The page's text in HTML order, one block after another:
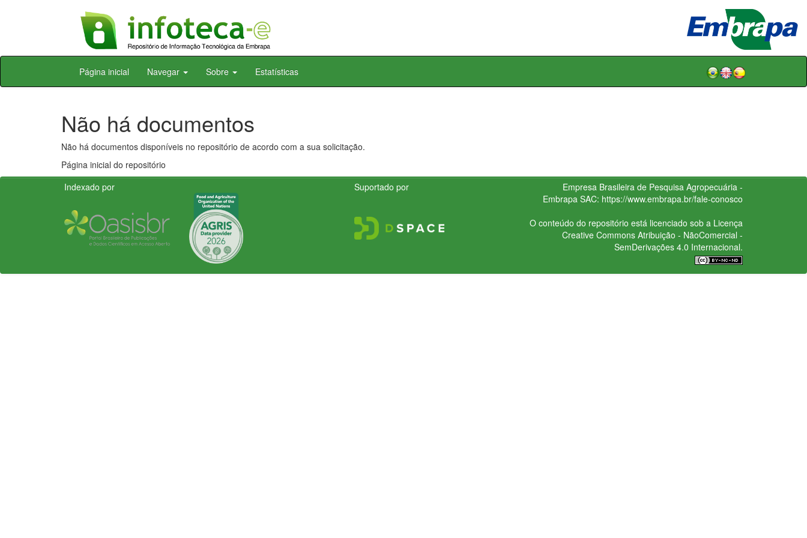
Skip
Página inicial Navegar Sobre Estatísticas
Não há documentos
Não há documentos disponíveis no repositório de acordo com a sua solicitação.
Página inicial do repositório
Indexado por
Suportado por
Empresa Brasileira de Pesquisa Agropecuária -
Embrapa SAC: https://www.embrapa.br/fale-conosco
O conteúdo do repositório está licenciado sob a Licença
Creative CommonsAtribuição - NãoComercial -
SemDerivações 4.0 Internacional.